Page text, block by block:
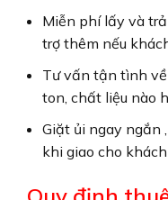
Miễn phí lấy và
trợ thêm nếu
Tư vấn tận tình
ton, chất liệu nào
Giặt ủi ngay ngắn
khi giao cho